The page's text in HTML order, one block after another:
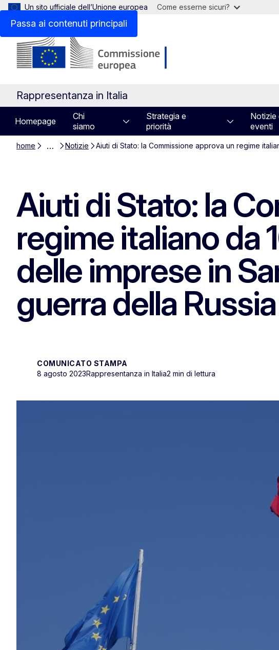
Passa ai contenuti principali
Un sito ufficiale dell’Unione europea Come esserne sicuri?
Rappresentanza in Italia
Homepage
Chi
siamo
Strategia e
priorità
Notizie
eventi
home … Notizie Aiuti di Stato: la Commissione approva un regime
Aiuti di Stato: la
regime italiano da
delle imprese in
guerra della
COMUNICATO STAMPA
8 agosto 2023Rappresentanza in Italia2 min di lettura